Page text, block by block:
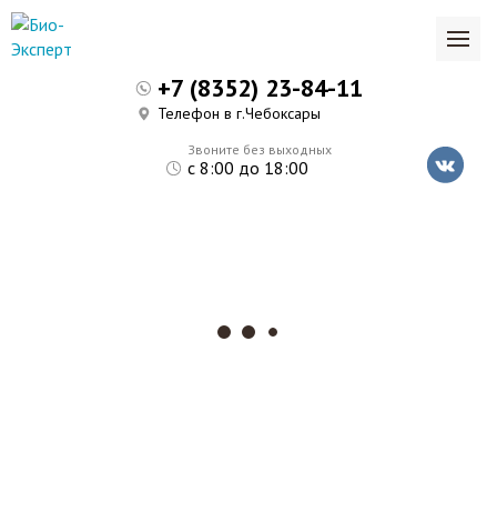
Звоните без выходных
с 8:00 до 18:00
+7 (8352) 23-84-11
Телефон в г.Чебоксары